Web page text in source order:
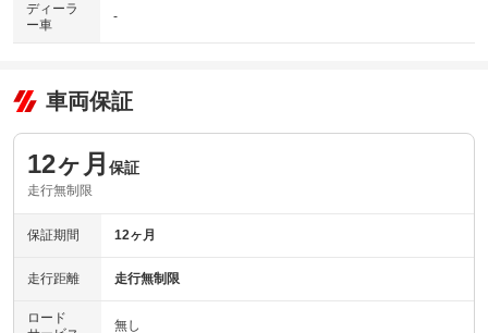
ディーラ
ー車
-
車両保証
12ヶ月 保証
走行無制限
保証期間 12ヶ月
走行距離 走行無制限
ロード
無し